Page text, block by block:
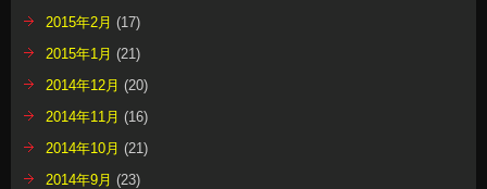
2015年2月 (17)
2015年1月 (21)
2014年12月 (20)
2014年11月 (16)
2014年10月 (21)
2014年9月 (23)